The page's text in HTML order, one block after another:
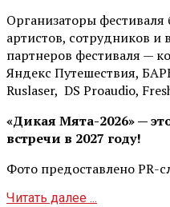
Организаторы фестиваля
артистов, сотрудников и
партнеров фестиваля —
Яндекс Путешествия,
Ruslaser, DS Proaudio,
«Дикая Мята-2026» —
встречи в 2027 году!
Фото предоставлено PR-
Читать далее ...